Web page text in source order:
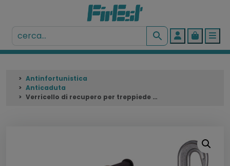
Account
Cart
Antinfortunistica
Anticaduta
Verricello di recupero per treppiede TRIPOS LIFT